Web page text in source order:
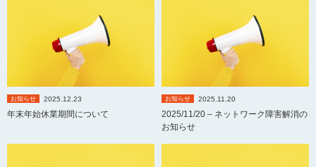
お知らせ 2025.12.23
年末年始休業期間について
お知らせ 2025.11.20
2025/11/20 – ネットワーク障害解消の
お知らせ